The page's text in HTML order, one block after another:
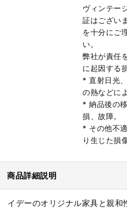
ヴィンテー
証はござい
を十分にご
い。
弊社が責任
に起因する
* 直射日光
の熱などに
* 納品後の
損、故障。
* その他不
り生じた損
商品詳細説明
イデーのオリジナル家具と親和